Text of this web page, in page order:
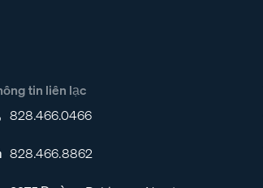
tin liên lạc
828.466.0466
828.466.8862